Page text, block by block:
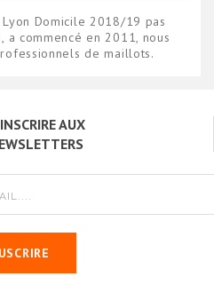
Domicile 2018/19 pas
a commencé en 2011, nous
de maillots.
AUX